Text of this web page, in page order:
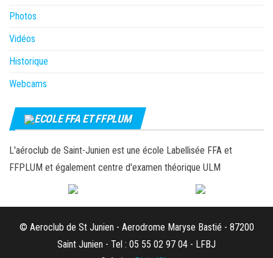
Photos
Vidéos
Historique
Webcams
ECOLE FFA ET FFPLUM
L'aéroclub de Saint-Junien est une école Labellisée FFA et
FFPLUM et également centre d'examen théorique ULM
© Aeroclub de St Junien - Aerodrome Maryse Bastié - 87200
Saint Junien - Tel : 05 55 02 97 04 - LFBJ